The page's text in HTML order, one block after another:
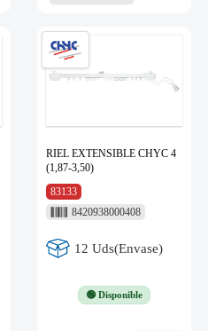
RIEL EXTENSIBLE CHYC 4
(1,87-3,50)
83133
8420938000408
12 Uds(Envase)
🟢 Disponible